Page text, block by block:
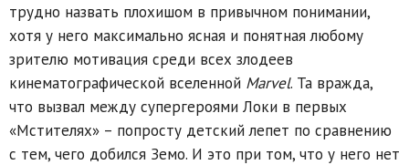
трудно назвать плохишом в привычном понимании,
хотя у него максимально ясная и понятная любому
зрителю мотивация среди всех злодеев
кинематографической вселенной Marvel. Та вражда,
что вызвал между супергероями Локи в первых
«Мстителях» – попросту детский лепет по сравнению
с тем, чего добился Земо. И это при том, что у него нет